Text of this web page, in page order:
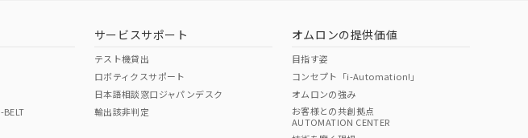
サービスサポート
テスト機貸出
ロボティクスサポート
日本語相談窓口ジャパンデスク
輸出該非判定
オムロンの提供価値
目指す姿
コンセプト「i-Automation!」
オムロンの強み
お客様との共創拠点
AUTOMATION CENTER